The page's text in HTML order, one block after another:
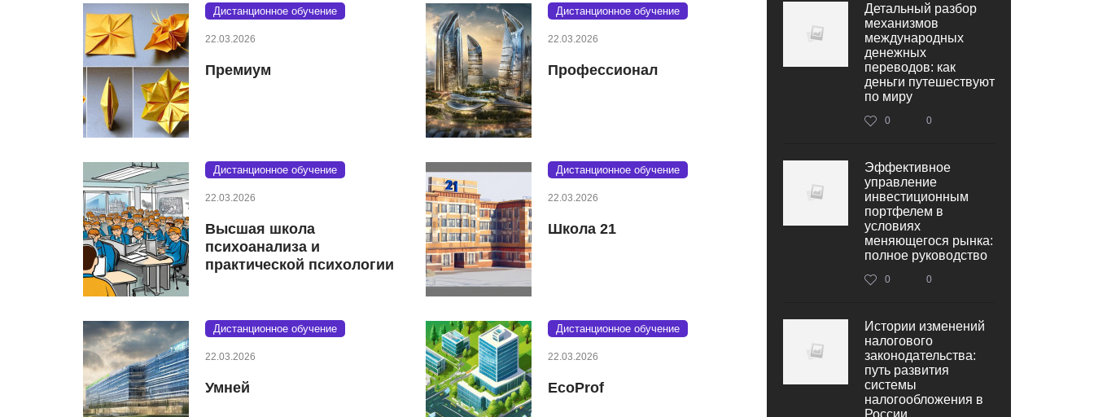
Дистанционное обучение
22.03.2026
Премиум
Дистанционное обучение
22.03.2026
Профессионал
Дистанционное обучение
22.03.2026
Высшая школа
психоанализа и
практической психологии
Дистанционное обучение
22.03.2026
Школа 21
Дистанционное обучение
22.03.2026
Умней
Дистанционное обучение
22.03.2026
EcoProf
Детальный разбор
механизмов
международных
денежных
переводов: как
деньги путешествуют
по миру
0 0
Эффективное
управление
инвестиционным
портфелем в
условиях
меняющегося рынка:
полное руководство
0 0
Истории изменений
налогового
законодательства:
путь развития
системы
налогообложения в
России